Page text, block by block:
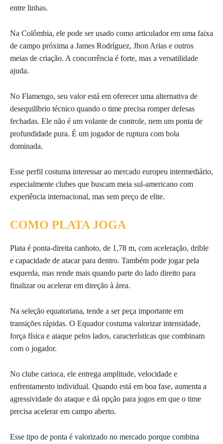
entre linhas.
Na Colômbia, ele pode ser usado como articulador em uma faixa
de campo próxima a James Rodríguez, Jhon Arias e outros
meias de criação. A concorrência é forte, mas a versatilidade
ajuda.
No Flamengo, seu valor está em oferecer uma alternativa de
desequilíbrio técnico quando o time precisa romper defesas
fechadas. Ele não é um volante de controle, nem um ponta de
profundidade pura. É um jogador de ruptura com bola
dominada.
Esse perfil costuma interessar ao mercado europeu intermediário,
especialmente clubes que buscam meia sul-americano com
experiência internacional, mas sem preço de elite.
COMO PLATA JOGA
Plata é ponta-direita canhoto, de 1,78 m, com aceleração, drible
e capacidade de atacar para dentro. Também pode jogar pela
esquerda, mas rende mais quando parte do lado direito para
finalizar ou acelerar em direção à área.
Na seleção equatoriana, tende a ser peça importante em
transições rápidas. O Equador costuma valorizar intensidade,
força física e ataque pelos lados, características que combinam
com o jogador.
No clube carioca, ele entrega amplitude, velocidade e
enfrentamento individual. Quando está em boa fase, aumenta a
agressividade do ataque e dá opção para jogos em que o time
precisa acelerar em campo aberto.
Esse tipo de ponta é valorizado no mercado porque combina